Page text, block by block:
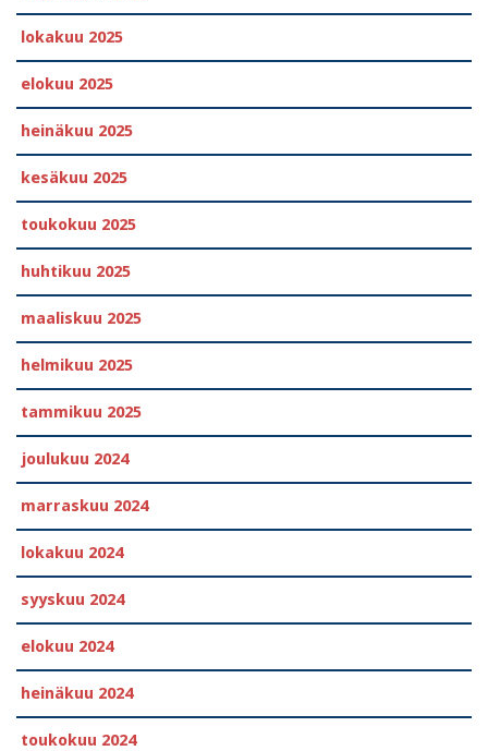
lokakuu 2025
elokuu 2025
heinäkuu 2025
kesäkuu 2025
toukokuu 2025
huhtikuu 2025
maaliskuu 2025
helmikuu 2025
tammikuu 2025
joulukuu 2024
marraskuu 2024
lokakuu 2024
syyskuu 2024
elokuu 2024
heinäkuu 2024
toukokuu 2024